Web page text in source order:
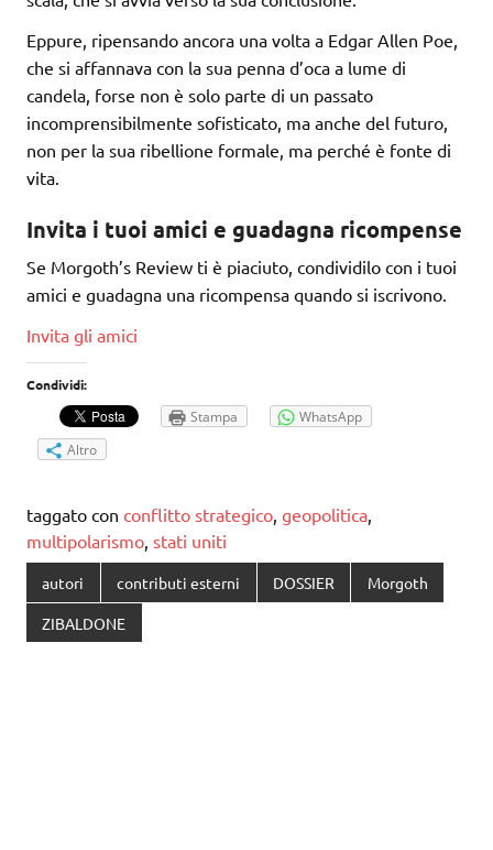
Eppure, ripensando ancora una volta a Edgar Allen Poe,
che si affannava con la sua penna d’oca a lume di
candela, forse non è solo parte di un passato
incomprensibilmente sofisticato, ma anche del futuro,
non per la sua ribellione formale, ma perché è fonte di
vita.
Invita i tuoi amici e guadagna ricompense
Se Morgoth’s Review ti è piaciuto, condividilo con i tuoi
amici e guadagna una ricompensa quando si iscrivono.
Invita gli amici
Condividi:
Stampa
WhatsApp
Altro
taggato con conflitto strategico, geopolitica,
multipolarismo, stati uniti
autori contributi esterni DOSSIER Morgoth
ZIBALDONE